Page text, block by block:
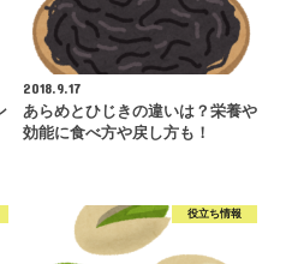
2018.9.17
あらめとひじきの違いは？栄養や
効能に食べ方や戻し方も！
役立ち情報